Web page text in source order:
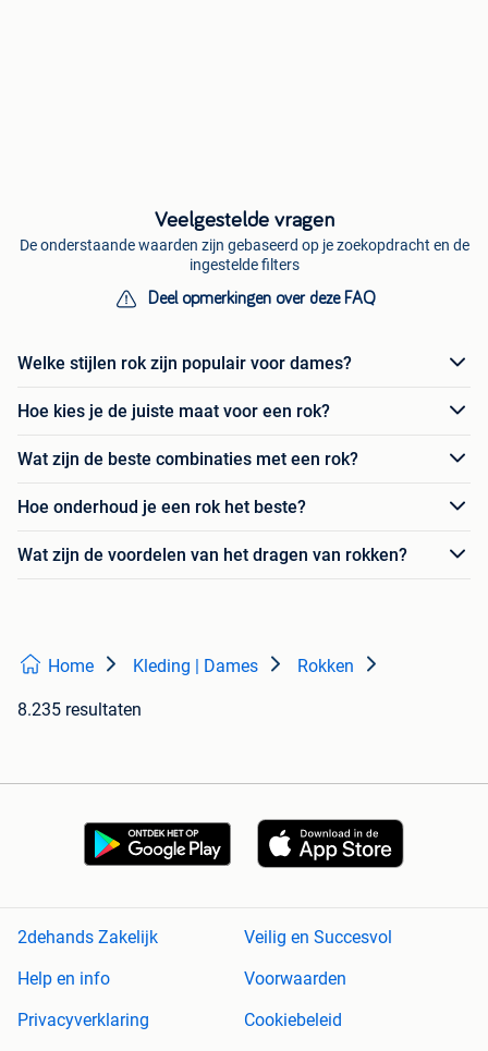
Veelgestelde vragen
De onderstaande waarden zijn gebaseerd op je zoekopdracht en de
ingestelde filters
Deel opmerkingen over deze FAQ
Welke stijlen rok zijn populair voor dames?
Hoe kies je de juiste maat voor een rok?
Wat zijn de beste combinaties met een rok?
Hoe onderhoud je een rok het beste?
Wat zijn de voordelen van het dragen van rokken?
Home Kleding | Dames Rokken
8.235 resultaten
2dehands Zakelijk
Veilig en Succesvol
Help en info
Voorwaarden
Privacyverklaring
Cookiebeleid